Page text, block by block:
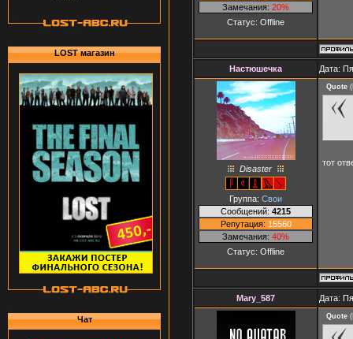
LOST магазин
Чат
Замечания: 20%
Статус: Offline
Настюшечка Дата:
Disaster
Группа: Свои
Сообщений: 4215
Репутация: 15560
Замечания: 40%
Статус: Offline
Quote (
тот
Mary_587 Дата:
Quote (